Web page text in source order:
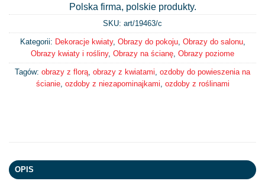
Polska firma, polskie produkty.
SKU: art/19463/c
Kategorii: Dekoracje kwiaty, Obrazy do pokoju, Obrazy do salonu,
Obrazy kwiaty i rośliny, Obrazy na ścianę Obrazy poziome
Tagów: obrazy z florą obrazy z kwiatami ozdoby do powieszenia na
ścianie, ozdoby z niezapominajkami ozdoby z roślinami
OPIS